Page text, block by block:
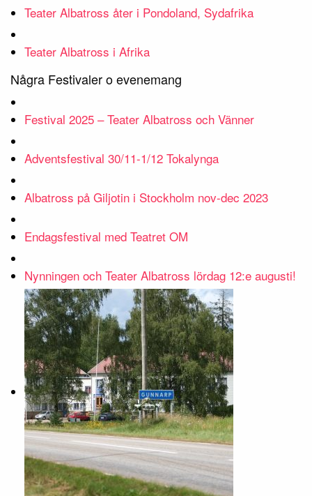
Teater Albatross åter i Pondoland, Sydafrika
Teater Albatross i Afrika
Några Festivaler o evenemang
Festival 2025 – Teater Albatross och Vänner
Adventsfestival 30/11-1/12 Tokalynga
Albatross på Giljotin i Stockholm nov-dec 2023
Endagsfestival med Teatret OM
Nynningen och Teater Albatross lördag 12:e augusti!